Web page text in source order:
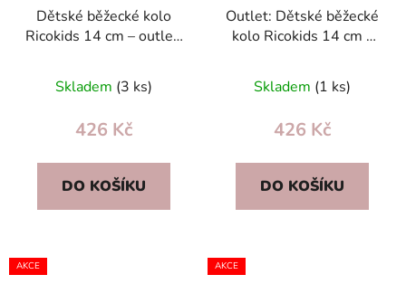
Dětské běžecké kolo
Ricokids 14 cm – outlet,
kosmetické vady
Skladem (3 ks)
426 Kč
DO KOŠÍKU
Outlet: Dětské běžecké
kolo Ricokids 14 cm –
s vadami
Skladem (1 ks)
426 Kč
DO KOŠÍKU
AKCE AKCE